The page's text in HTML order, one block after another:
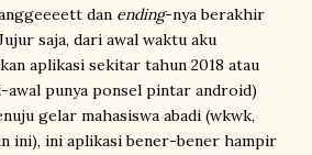
dan ending-nya berakhir
saja, dari awal waktu aku
aplikasi sekitar tahun 2018 atau
awal punya ponsel pintar android)
gelar mahasiswa abadi (wkwk,
ini), ini aplikasi bener-bener hampir